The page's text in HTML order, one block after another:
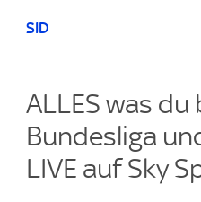
SID
ALLES was
Bundesliga
LIVE auf Sky